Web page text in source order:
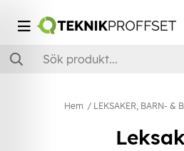
Hem LEKSAKER, BARN- &